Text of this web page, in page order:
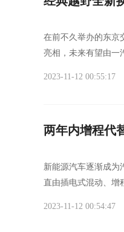
在前不久举办的东京
亮相，未来有望由一
2023-11-12 00:55:17
两年内增程代
新能源汽车逐渐成为
直由插电式混动、增
2023-11-12 00:54:47